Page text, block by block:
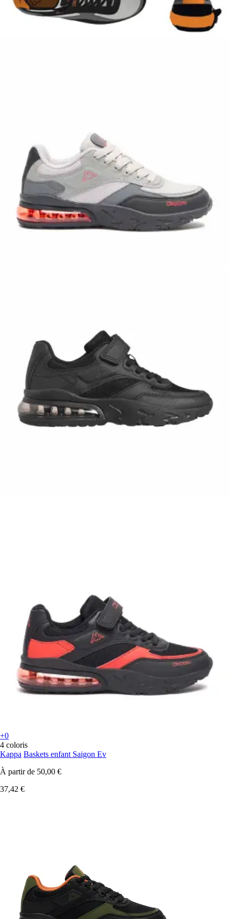
+0
4 coloris
Kappa Baskets enfant Saigon Ev
À partir de 50,00 €
37,42 €